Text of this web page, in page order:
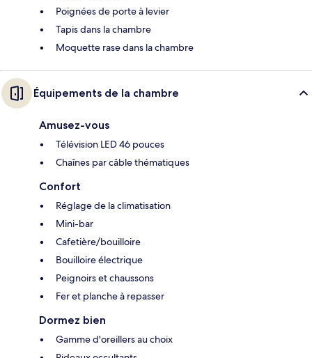
Poignées de porte à levier
Tapis dans la chambre
Moquette rase dans la chambre
Équipements de la chambre
Amusez-vous
Télévision LED 46 pouces
Chaînes par câble thématiques
Confort
Réglage de la climatisation
Mini-bar
Cafetière/bouilloire
Bouilloire électrique
Peignoirs et chaussons
Fer et planche à repasser
Dormez bien
Gamme d'oreillers au choix